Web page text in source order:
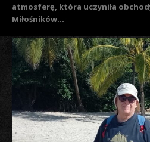
atmosferę, która uczyniła
Miłośników...